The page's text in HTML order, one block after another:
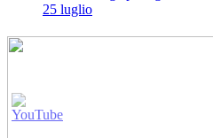
25 luglio